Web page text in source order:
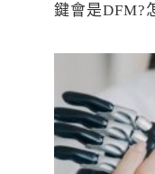
鍵會是DFM?